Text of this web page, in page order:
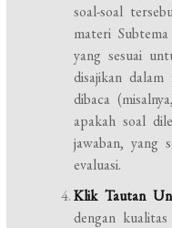
soal-soal
materi
yang sesuai
disajikan
dibaca
apakah soal
jawaban, yang
evaluasi.
Klik Tautan
dengan